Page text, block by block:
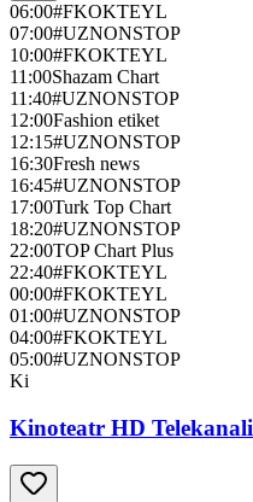
06:00#FKOKTEYL
07:00#UZNONSTOP
10:00#FKOKTEYL
11:00Shazam Chart
11:40#UZNONSTOP
12:00Fashion etiket
12:15#UZNONSTOP
16:30Fresh news
16:45#UZNONSTOP
17:00Turk Top Chart
18:20#UZNONSTOP
22:00TOP Chart Plus
22:40#FKOKTEYL
00:00#FKOKTEYL
01:00#UZNONSTOP
04:00#FKOKTEYL
05:00#UZNONSTOP
Ki
Kinoteatr HD Telekanali